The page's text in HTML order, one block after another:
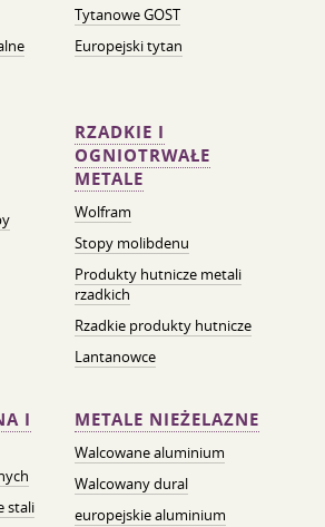
Tytanowe GOST
Europejski tytan
RZADKIE I
OGNIOTRWAŁE
METALE
Wolfram
Stopy molibdenu
Produkty hutnicze metali
rzadkich
Rzadkie produkty hutnicze
Lantanowce
I
stali
METALE NIEŻELAZNE
Walcowane aluminium
Walcowany dural
europejskie aluminium